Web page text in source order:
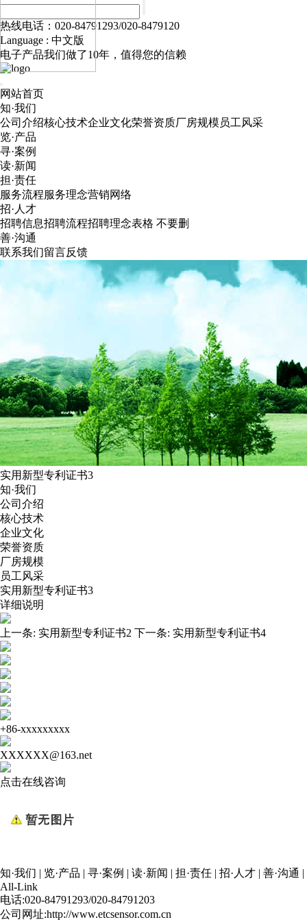
热线电话：020-84791293/020-8479120
Language : 中文版
电子产品我们做了10年，值得您的信赖
网站首页
知·我们
公司介绍核心技术企业文化荣誉资质厂房规模 员工风采
览·产品
寻·案例
读·新闻
担·责任
服务流程服务理念营销网络
招·人才
招聘信息招聘流程招聘理念表格 不要删
善·沟通
联系我们留言反馈
实用新型专利证书3
知·我们
公司介绍
核心技术
企业文化
荣誉资质
厂房规模
员工风采
实用新型专利证书3
详细说明
上一条: 实用新型专利证书2 下一条: 实用新型专利证书4
+86-xxxxxxxxx
XXXXXX@163.net
点击在线咨询
知·我们 | 览·产品 | 寻·案例 | 读·新闻 | 担·责任 | 招·人才 | 善·沟通 |
All-Link
电话:020-84791293/020-84791203
公司网址:http://www.etcsensor.com.cn